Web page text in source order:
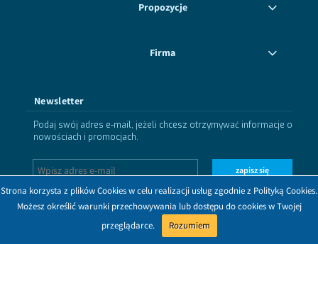
Propozycje
Firma
Newsletter
Podaj swój adres e-mail, jeżeli chcesz otrzymywać informacje o
nowościach i promocjach.
zapisz się
Strona korzysta z plików Cookies w celu realizacji usług zgodnie z Polityką Cookies.
Możesz określić warunki przechowywania lub dostępu do cookies w Twojej
przeglądarce.
Rozumiem